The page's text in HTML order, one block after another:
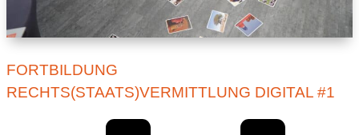
FORTBILDUNG
RECHTS(STAATS)VERMITTLUNG DIGITAL #1